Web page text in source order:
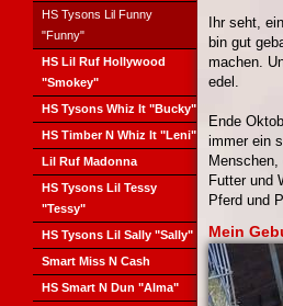
HS Tysons Lil Funny
"Funny"
HS Lil Ruf Hollywood
"Smokey"
HS Tysons Whiz It "Bucky"
HS Timber N Whiz It "Leni"
Lil Ruf Madonna
HS Tysons Lil Tessy
"Tessy"
HS Tysons Lil Sally "Sally"
Smart Miss N Cash
HS Smart N Dun "Alma"
Ihr seht,
bin gut
machen.
edel.
Ende
immer ein
Futter und
Pferd und
Mein